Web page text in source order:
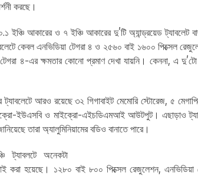
করছে।
ইঞ্চি আকারের ও ৭ ইঞ্চি আকারের দু’টি অ্যান্ড্রয়েড ট্যাবলেট
কেবল এনভিডিয়া টেগরা ৪ ও ২৫৬০ বাই ১৬০০ পিক্সেল
টেগরা ৪-এর ক্ষমতার কোনো প্রমাণ দেখা যায়নি। কেননা, এ
আরও রয়েছে ৩২ গিগাবাইট মেমোরি স্টোরেজ, ৫
ইউএসবি ও মাইক্রো-এইচডিএমআই আউটপুট। এছাড়াও
তারা অ্যালুমিনিয়ামের বডিও বানাতে পারে।
ট্যাবলটে অনেকটা
করা হয়েছে। ১২৮০ বাই ৮০০ পিক্সেল রেজুলেশন, এনভিডিয়া